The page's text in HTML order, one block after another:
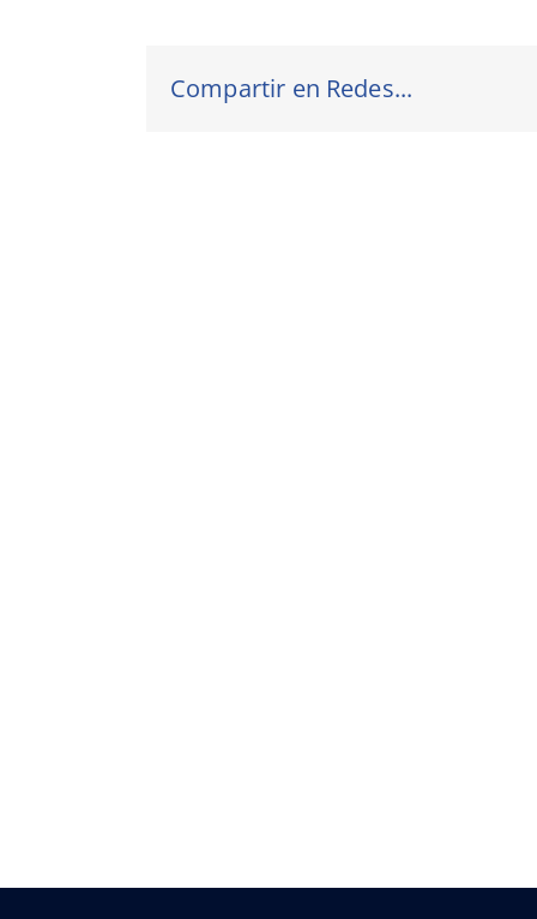
Compartir en Redes...